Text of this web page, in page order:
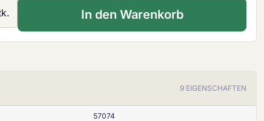
den gewünschten Wert ein oder
In den Warenkorb
9 EIGENSCHAFTEN
57074